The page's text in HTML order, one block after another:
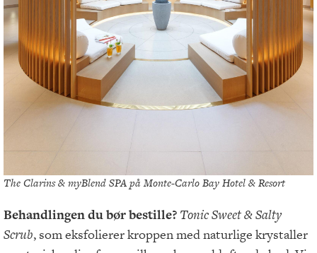
The Clarins & myBlend SPA på Monte-Carlo Bay Hotel & Resort
Behandlingen du bør bestille? Tonic Sweet & Salty
Scrub, som eksfolierer kroppen med naturlige krystaller